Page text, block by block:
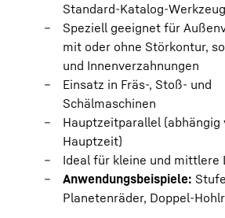
Standard-Katalog-
Speziell geeignet für
mit oder ohne Störkontur,
und Innenverzahnungen
Einsatz in Fräs-, Stoß- und
Schälmaschinen
Hauptzeitparallel (abhängig
Hauptzeit)
Ideal für kleine und mittlere
Anwendungsbeispiele:
Planetenräder, Doppel-